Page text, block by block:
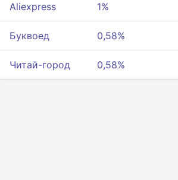
Aliexpress 1%
Буквоед 0,58%
Читай-город 0,58%